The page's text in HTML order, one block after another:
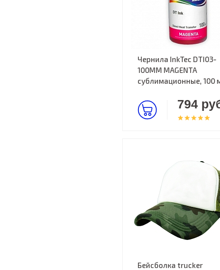
Чернила InkTec DTI03-
100MM MAGENTA
сублимационные, 100
794
Бейсболка trucker